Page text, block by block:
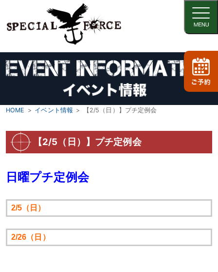
HOME イベント情報 【2/5（日）】プチ定例会
【2/5（日）】プチ定例会
日曜プチ定例会
2/5（日）
2/26（日）